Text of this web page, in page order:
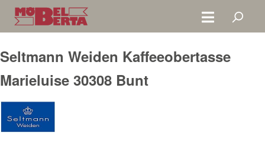
Zum Hauptinhalt springen
Seltmann Weiden Kaffeeobertasse
Marieluise 30308 Bunt